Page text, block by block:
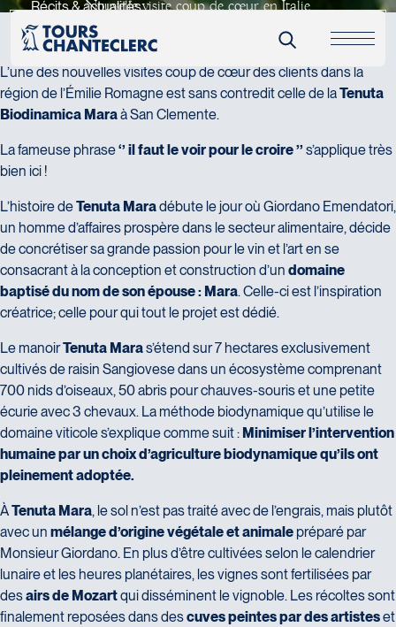
Nouvelle visite coup de cœur en Italie
Récits & actualités
Tours Chanteclerc
Mai 2019
L’une des nouvelles visites coup de cœur des clients dans la
région de l’Émilie Romagne est sans contredit celle de laTenuta
Biodinamica Maraà San Clemente.
La fameuse phrase‘’ il faut le voir pour le croire ’’ s’applique très
bien ici !
L’histoire deTenuta Maradébute le jour où Giordano Emendatori,
un homme d’affaires prospère dans le secteur alimentaire, décide
de concrétiser sa grande passion pour le vin et l’art en se
consacrant à la conception et construction d’un domaine
baptisé du nom de son épouse : Mara. Celle-ci est l’inspiration
créatrice; celle pour qui tout le projet est dédié.
Le manoirTenuta Maras’étend sur 7 hectares exclusivement
cultivés de raisin Sangiovese dans un écosystème comprenant
700 nids d’oiseaux, 50 abris pour chauves-souris et une petite
écurie avec 3 chevaux. La méthode biodynamique qu’utilise le
domaine viticole s’explique comme suit : Minimiser l’intervention
humaine par un choix d’agriculture biodynamique qu’ils ont
pleinement adoptée.
ÀTenuta Mara, le sol n’est pas traité avec de l’engrais, mais plutôt
avec un mélange d’origine végétale et animale préparé par
Monsieur Giordano. En plus d’être cultivées selon le calendrier
lunaire et les heures planétaires, les vignes sont fertilisées par
desairs de Mozartqui disséminent le vignoble. Les récoltes sont
finalement reposées dans descuves peintes par des artisteset
Courriel
Numéro de téléphone
Message*
Ajoutez vos images et/ou votre texte (format Word ou PDF) -
Maximum de 50 MO
Consentement
En partageant mon expérience, je consens la cession
j'accepte que ces informations puissent être utilisées à
des fins commerciales sur différentes plateformes (site
internet, réseaux sociaux, brochures, infolettre, etc.)